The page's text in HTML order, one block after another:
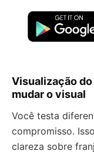
Visualização
mudar o visual
Você testa
compromisso.
clareza sobre